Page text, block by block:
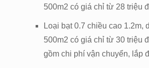
500m2 có giá chỉ từ 28 triệu
Loại bạt 0.7 chiều cao 1.2m,
500m2 có giá chỉ từ 30 triệu
gồm chi phí vận chuyển, lắp